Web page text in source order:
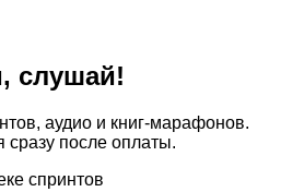
слушай!
аудио и книг-марафонов.
сразу после оплаты.
спринтов